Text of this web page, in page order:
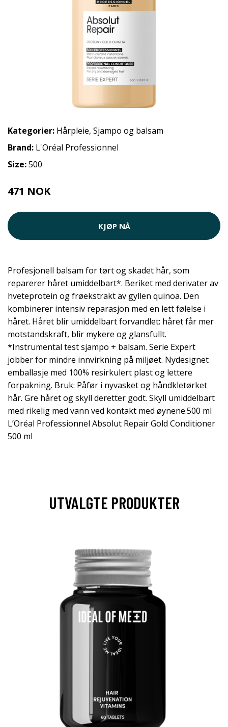
Kategorier: Hårpleie, Sjampo og balsam
Brand: L'Oréal Professionnel
Size:500
471 NOK
KJØP NÅ
Profesjonell balsam for tørt og skadet hår, som
reparerer håret umiddelbart*. Beriket med derivater av
hveteprotein og frøekstrakt av gyllen quinoa. Den
kombinerer intensiv reparasjon med en lett følelse i
håret. Håret blir umiddelbart forvandlet: håret får mer
motstandskraft, blir mykere og glansfullt.
*Instrumental test sjampo + balsam. Serie Expert
jobber for mindre innvirkning på miljøet. Nydesignet
emballasje med 100% resirkulert plast og lettere
forpakning. Bruk: Påfør i nyvasket og håndkletørket
hår. Gre håret og skyll deretter godt. Skyll umiddelbart
med rikelig med vann ved kontakt med øynene.500 ml
L’Oréal Professionnel Absolut Repair Gold Conditioner
500 ml
UTVALGTE PRODUKTER